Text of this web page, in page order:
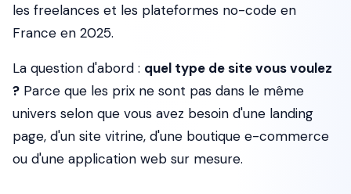
les freelances et les plateformes no-code en
France en 2025.
La question d'abord : quel type de site vous voulez
? Parce que les prix ne sont pas dans le même
univers selon que vous avez besoin d'une landing
page, d'un site vitrine, d'une boutique e-commerce
ou d'une application web sur mesure.